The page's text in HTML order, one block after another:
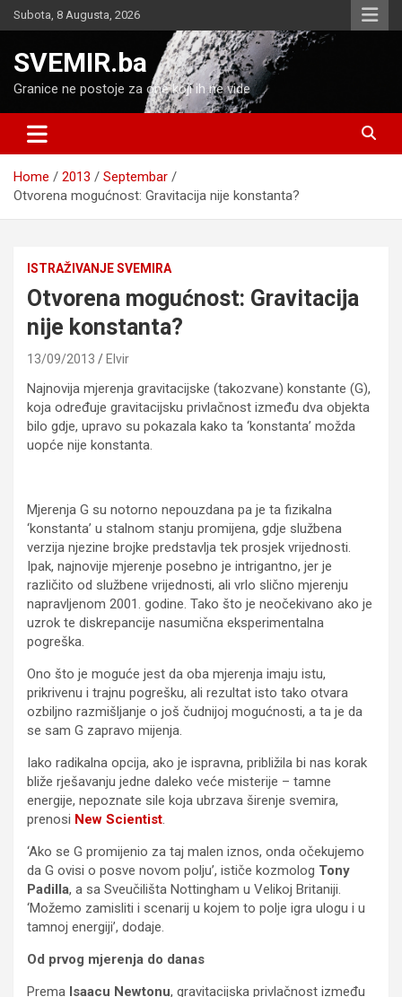
Skip
to
Subota, 8 Augusta, 2026
SVEMIR.ba
Granice ne postoje za one koji ih ne vide
Home 2013
Septembar
Otvorena mogućnost: Gravitacija nije konstanta?
ISTRAŽIVANJE SVEMIRA
Otvorena mogućnost: Gravitacija
nije konstanta?
13/09/2013 Elvir
Najnovija mjerenja gravitacijske (takozvane) konstante (G),
koja određuje gravitacijsku privlačnost između dva objekta
bilo gdje, upravo su pokazala kako ta ‘konstanta’ možda
uopće nije konstanta.
Mjerenja G su notorno nepouzdana pa je ta fizikalna
‘konstanta’ u stalnom stanju promijena, gdje službena
verzija njezine brojke predstavlja tek prosjek vrijednosti.
Ipak, najnovije mjerenje posebno je intrigantno, jer je
različito od službene vrijednosti, ali vrlo slično mjerenju
napravljenom 2001. godine. Tako što je neočekivano ako je
uzrok te diskrepancije nasumična eksperimentalna
pogreška.
Ono što je moguće jest da oba mjerenja imaju istu,
prikrivenu i trajnu pogrešku, ali rezultat isto tako otvara
ozbiljno razmišljanje o još čudnijoj mogućnosti, a ta je da
se sam G zapravo mijenja.
Iako radikalna opcija, ako je ispravna, približila bi nas korak
bliže rješavanju jedne daleko veće misterije – tamne
energije, nepoznate sile koja ubrzava širenje svemira,
prenosi New Scientist.
‘Ako se G promijenio za taj malen iznos, onda očekujemo
da G ovisi o posve novom polju’, ističe kozmolog Tony
Padilla, a sa Sveučilišta Nottingham u Velikoj Britaniji.
‘Možemo zamisliti i scenarij u kojem to polje igra ulogu i u
tamnoj energiji’, dodaje.
Od prvog mjerenja do danas
Prema Isaacu Newtonu, gravitacijska privlačnost između